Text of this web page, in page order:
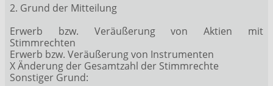
2. Grund der Mitteilung
Erwerb bzw. Veräußerung von Aktien mit
Stimmrechten
Erwerb bzw. Veräußerung von Instrumenten
X Änderung der Gesamtzahl der Stimmrechte
Sonstiger Grund: